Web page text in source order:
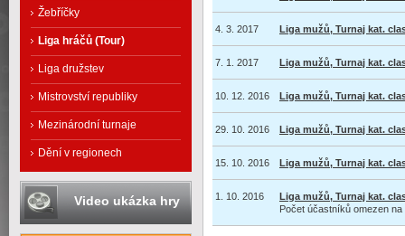
4. 3. 2017 Liga mužů, Turnaj kat.
7. 1. 2017 Liga mužů, Turnaj kat.
10. 12. 2016 Liga mužů, Turnaj kat.
29. 10. 2016 Liga mužů, Turnaj kat.
15. 10. 2016 Liga mužů, Turnaj kat.
1. 10. 2016
Liga mužů, Turnaj kat.
Počet účastníků omezen na
Žebříčky
Liga hráčů (Tour)
Liga družstev
Mistrovství republiky
Mezinárodní turnaje
Dění v regionech
Video ukázka hry